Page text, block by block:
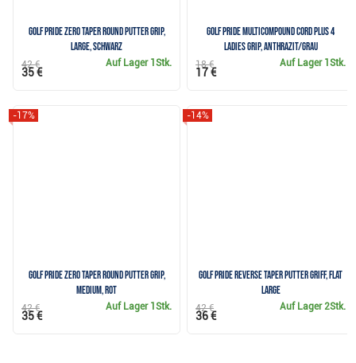
Golf Pride Zero Taper Round Putter Grip,
Large, Schwarz
Auf Lager 1Stk.
42 €
35 €
Golf Pride MultiCompound Cord Plus 4
Ladies Grip, Anthrazit/Grau
Auf Lager 1Stk.
18 €
17 €
Golf Pride Zero Taper Round Putter Grip,
Medium, Rot
-17%
Auf Lager 1Stk.
42 €
35 €
Golf Pride Reverse Taper Putter Griff, Flat
Large
-14%
Auf Lager2Stk.
42 €
36 €